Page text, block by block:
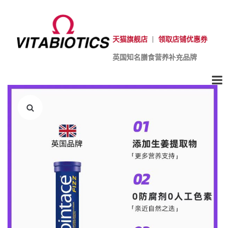
天猫旗舰店 领取店铺优惠券
英国知名膳食营养补充品牌